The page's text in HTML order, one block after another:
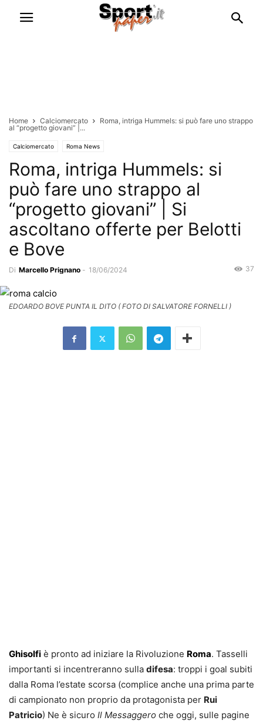
Home Calciomercato
Roma, intriga Hummels: si può fare uno strappo
al “progetto giovani” |...
Calciomercato Roma News
Roma, intriga Hummels: si
può fare uno strappo al
“progetto giovani” | Si
ascoltano offerte per Belotti
e Bove
Di Marcello Prignano - 18/06/2024 37
EDOARDO BOVE PUNTA IL DITO ( FOTO DI SALVATORE FORNELLI )
Ghisolfi è pronto ad iniziare la Rivoluzione Roma. Tasselli
importanti si incentreranno sulla difesa: troppi i goal subiti
dalla Roma l’estate scorsa (complice anche una prima parte
di campionato non proprio da protagonista per Rui
Patricio) Ne è sicuro Il Messaggero che oggi, sulle pagine